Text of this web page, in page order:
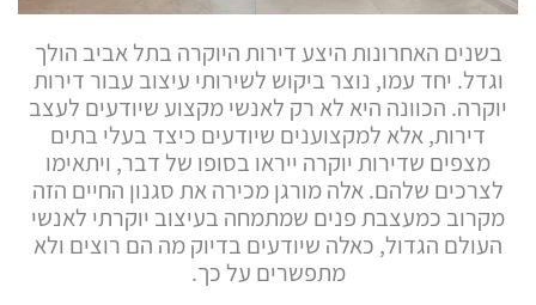
בשנים האחרונות היצע דירות היוקרה בתל אביב הולך
וגדל. יחד עמו, נוצר ביקוש לשירותי עיצוב עבור דירות
יוקרה. הכוונה היא לא רק לאנשי מקצוע שיודעים לעצב
דירות, אלא למקצוענים שיודעים כיצד בעלי בתים
מצפים שדירות יוקרה ייראו בסופו של דבר, ויתאימו
לצרכים שלהם. אלה מורגן מכירה את סגנון החיים הזה
מקרוב כמעצבת פנים שמתמחה בעיצוב יוקרתי לאנשי
העולם הגדול, כאלה שיודעים בדיוק מה הם רוצים ולא
מתפשרים על כך.